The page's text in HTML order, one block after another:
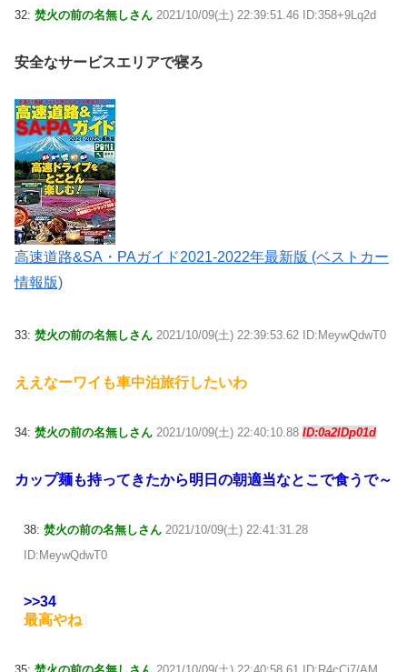
32: 焚火の前の名無しさん 2021/10/09(土) 22:39:51.46 ID:358+9Lq2d
安全なサービスエリアで寝ろ
高速道路&SA・PAガイド2021-2022年最新版 (ベストカー
情報版)
33: 焚火の前の名無しさん 2021/10/09(土) 22:39:53.62 ID:MeywQdwT0
ええなーワイも車中泊旅行したいわ
34: 焚火の前の名無しさん 2021/10/09(土) 22:40:10.88 ID:0a2lDp01d
カップ麺も持ってきたから明日の朝適当なとこで食うで～
38: 焚火の前の名無しさん 2021/10/09(土) 22:41:31.28
ID:MeywQdwT0
>>34
最高やね